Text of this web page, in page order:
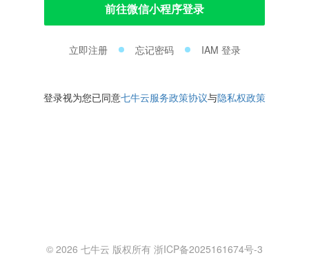
前往微信小程序登录
立即注册 忘记密码 IAM 登录
登录视为您已同意七牛云服务政策协议与隐私权政策
© 2026 七牛云 版权所有 浙ICP备2025161674号-3